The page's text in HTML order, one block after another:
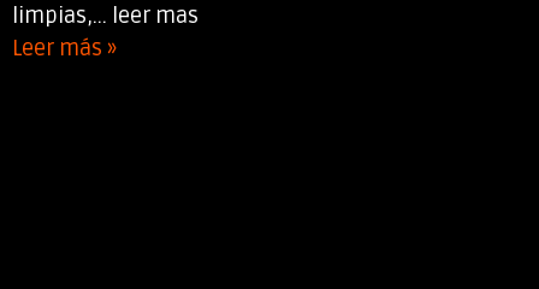
limpias,... leer mas
Leer más »